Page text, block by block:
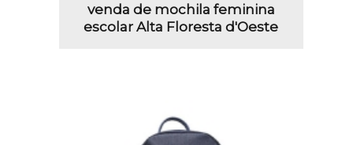
venda de mochila feminina
escolar Alta Floresta d'Oeste